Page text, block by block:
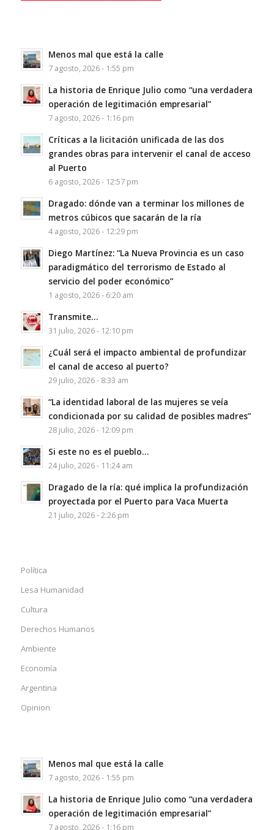
Menos mal que está la calle
7 agosto, 2026 - 1:55 pm
La historia de Enrique Julio como “una verdadera
operación de legitimación empresarial”
7 agosto, 2026 - 1:16 pm
Críticas a la licitación unificada de las dos
grandes obras para intervenir el canal de acceso
al Puerto
6 agosto, 2026 - 12:57 pm
Dragado: dónde van a terminar los millones de
metros cúbicos que sacarán de la ría
4 agosto, 2026 - 12:29 pm
Diego Martínez: “La Nueva Provincia es un caso
paradigmático del terrorismo de Estado al
servicio del poder económico”
1 agosto, 2026 - 6:20 am
Transmite…
31 julio, 2026 - 12:10 pm
¿Cuál será el impacto ambiental de profundizar
el canal de acceso al puerto?
29 julio, 2026 - 8:33 am
“La identidad laboral de las mujeres se veía
condicionada por su calidad de posibles madres”
28 julio, 2026 - 12:09 pm
Si este no es el pueblo…
24 julio, 2026 - 11:24 am
Dragado de la ría: qué implica la profundización
proyectada por el Puerto para Vaca Muerta
21 julio, 2026 - 2:26 pm
Política
Lesa Humanidad
Cultura
Derechos Humanos
Ambiente
Economía
Argentina
Opinion
Menos mal que está la calle
7 agosto, 2026 - 1:55 pm
La historia de Enrique Julio como “una verdadera
operación de legitimación empresarial”
7 agosto, 2026 - 1:16 pm